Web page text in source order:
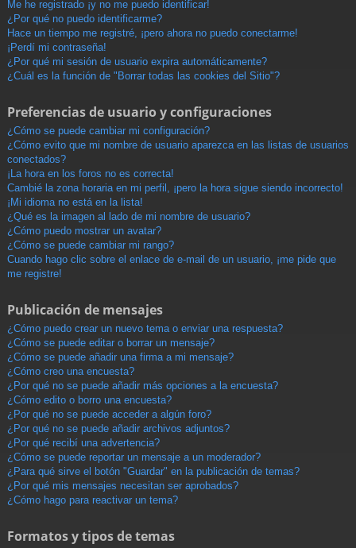
sMe he registrado ¡y no me puedo identificar!
¿Por qué no puedo identificarme?
Hace un tiempo me registré, ¡pero ahora no puedo conectarme!
¡Perdí mi contraseña!
¿Por qué mi sesión de usuario expira automáticamente?
¿Cuál es la función de "Borrar todas las cookies del Sitio"?
Preferencias de usuario y configuraciones
¿Cómo se puede cambiar mi configuración?
¿Cómo evito que mi nombre de usuario aparezca en las listas de usuarios
conectados?
¡La hora en los foros no es correcta!
Cambié la zona horaria en mi perfil, ¡pero la hora sigue siendo incorrecto!
¡Mi idioma no está en la lista!
¿Qué es la imagen al lado de mi nombre de usuario?
¿Cómo puedo mostrar un avatar?
¿Cómo se puede cambiar mi rango?
Cuando hago clic sobre el enlace de e-mail de un usuario, ¡me pide que
me registre!
Publicación de mensajes
¿Cómo puedo crear un nuevo tema o enviar una respuesta?
¿Cómo se puede editar o borrar un mensaje?
¿Cómo se puede añadir una firma a mi mensaje?
¿Cómo creo una encuesta?
¿Por qué no se puede añadir más opciones a la encuesta?
¿Cómo edito o borro una encuesta?
¿Por qué no se puede acceder a algún foro?
¿Por qué no se puede añadir archivos adjuntos?
¿Por qué recibí una advertencia?
¿Cómo se puede reportar un mensaje a un moderador?
¿Para qué sirve el botón "Guardar" en la publicación de temas?
¿Por qué mis mensajes necesitan ser aprobados?
¿Cómo hago para reactivar un tema?
Formatos y tipos de temas